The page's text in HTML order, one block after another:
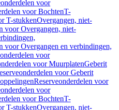
voor
voor BochtenT-
T-stukkenOvergangen, niet-
voor Overgangen, niet-
voor Overgangen en verbindingen,
voor
voor MuurplatenGeberit
voor Geberit
Reserveonderdelen voor
voor
voor BochtenT-
T-stukkenOvergangen, niet-